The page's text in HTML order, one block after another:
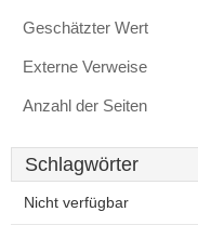
Geschätzter Wert
Externe Verweise
Anzahl der Seiten
Schlagwörter
Nicht verfügbar